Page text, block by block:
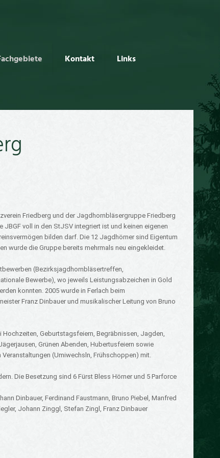
Kontakt Links
Friedberg und der Jagdhornbläsergruppe Friedberg
voll in den StJSV integriert ist und keinen eigenen
bilden darf. Die 12 Jagdhörner sind Eigentum
wurde die Gruppe bereits mehrmals neu eingekleidet.
(Bezirksjagdhornbläsertreffen,
Bewerbe), wo jeweils Leistungsabzeichen in Gold
konnten. 2005 wurde in Ferlach beim
Franz Dinbauer und musikalischer Leitung von Bruno
Hochzeiten, Geburtstagsfeiern, Begräbnissen, Jagden,
Grünen Abenden, Hubertusfeiern sowie
(Umiwechsln, Frühschoppen) mit.
Die Besetzung sind 6 Fürst Bless Hörner und 5 Parforce
Dinbauer, Ferdinand Faustmann, Bruno Piebel, Manfred
Johann Zinggl, Stefan Zingl, Franz Dinbauer